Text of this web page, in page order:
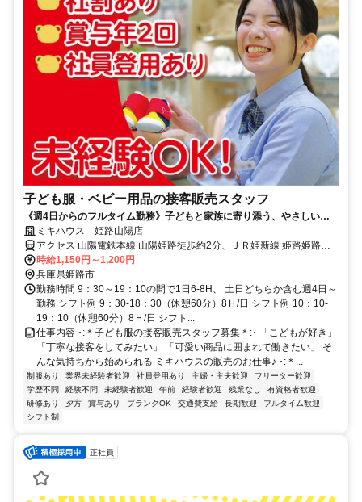
子ども服・ベビー用品の接客販売スタッフ
《週4日からのフルタイム勤務》子どもと家族に寄り添う、やさしい接
客のお仕事◎年2回のプチボーナスあり！
ミキハウス 姫路山陽店
アクセス 山陽電鉄本線 山陽姫路徒歩約2分、ＪＲ姫新線 姫路姫路城
口(北口)徒歩約2分、山陽電鉄本線 手柄徒歩約18分
時給1,150円～1,200円
兵庫県姫路市
勤務時間 9：30～19：10の間で1日6-8H、 土日どちらか含む週4日～
勤務 シフト例 9：30-18：30（休憩60分）8Ｈ/日 シフト例 10：10-
19：10（休憩60分）8Ｈ/日 シフト...
仕事内容 ･:＊子ども服の接客販売スタッフ募集＊:･ 「こどもが好き」
「丁寧な接客をしてみたい」 「可愛い商品に囲まれて働きたい」 そ
んな気持ちから始められる ミキハウスの販売のお仕事♪ ･:＊...
制服あり 業界未経験者歓迎 社員登用あり 主婦・主夫歓迎
フリーター歓迎
学歴不問
経験不問 未経験者歓迎 午前 経験者歓迎 残業なし
有資格者歓迎
研修あり
夕方 賞与あり ブランクOK 交通費支給 長期歓迎
フルタイム歓迎
シフト制
正社員